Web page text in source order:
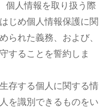
個人情報を取り扱う際
じめ個人情報保護に関
られた義務、および、
することを誓約しま
存する個人に関する情
を識別できるものをい